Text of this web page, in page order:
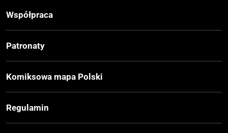
Druk
Miękka
Format
Współpraca
Patronaty
Komiksowa mapa Polski
Regulamin